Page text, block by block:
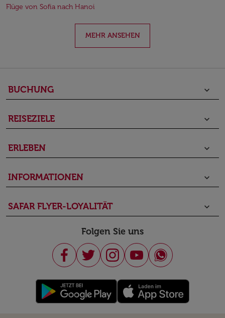
Flüge von Sofia nach Hanoi
MEHR ANSEHEN
BUCHUNG keyboard_arrow_down
REISEZIELE keyboard_arrow_down
ERLEBEN keyboard_arrow_down
INFORMATIONEN keyboard_arrow_down
SAFAR FLYER-LOYALITÄT keyboard_arrow_down
Folgen Sie uns